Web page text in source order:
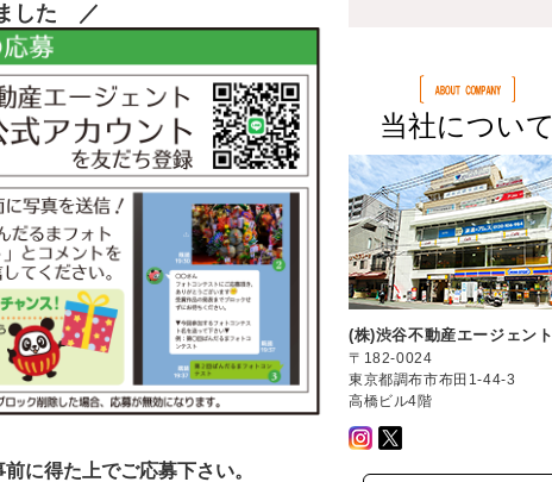
した ／
に得た上でご応募下さい。
当社について
(株)渋谷不動産エージェント
〒182-0024
東京都調布市布田1-44-3
高橋ビル4階